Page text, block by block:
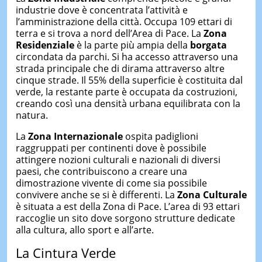
industrie dove è concentrata l’attività e
l’amministrazione della città. Occupa 109 ettari di
terra e si trova a nord dell’Area di Pace. La Zona
Residenzialeè la parte più ampia della borgata
circondata da parchi. Si ha accesso attraverso una
strada principale che di dirama attraverso altre
cinque strade. Il 55% della superficie è costituita dal
verde, la restante parte è occupata da costruzioni,
creando così una densità urbana equilibrata con la
natura.
La Zona Internazionaleospita padiglioni
raggruppati per continenti dove è possibile
attingere nozioni culturali e nazionali di diversi
paesi, che contribuiscono a creare una
dimostrazione vivente di come sia possibile
convivere anche se si è differenti. La Zona Culturale
è situata a est della Zona di Pace. L’area di 93 ettari
raccoglie un sito dove sorgono strutture dedicate
alla cultura, allo sport e all’arte.
La Cintura Verde